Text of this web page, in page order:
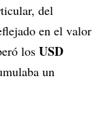
del
en el valor
los USD
un